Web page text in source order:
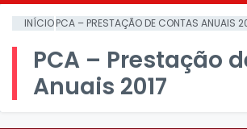
INÍCIOPCA – PRESTAÇÃO DE CONTAS ANUAIS
PCA – Prestação
Anuais 2017